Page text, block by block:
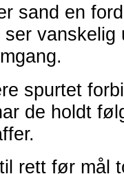
sand en
vanskelig
spurtet forbi
de holdt
rett før mål